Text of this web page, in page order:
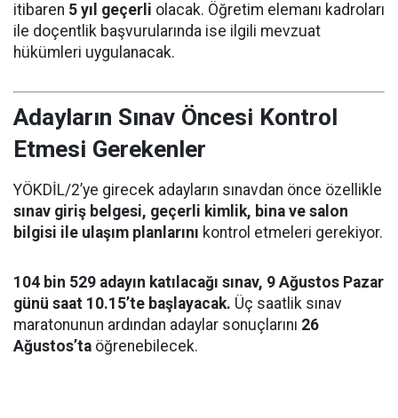
itibaren 5 yıl geçerli olacak. Öğretim elemanı kadroları
ile doçentlik başvurularında ise ilgili mevzuat
hükümleri uygulanacak.
Adayların Sınav Öncesi Kontrol
Etmesi Gerekenler
YÖKDİL/2’ye girecek adayların sınavdan önce özellikle
sınav giriş belgesi, geçerli kimlik, bina ve salon
bilgisi ile ulaşım planlarını kontrol etmeleri gerekiyor.
104 bin 529 adayın katılacağı sınav, 9 Ağustos Pazar
günü saat 10.15’te başlayacak. Üç saatlik sınav
maratonunun ardından adaylar sonuçlarını 26
Ağustos’ta öğrenebilecek.